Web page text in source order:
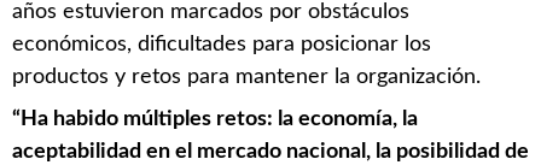
años estuvieron marcados por obstáculos
económicos, dificultades para posicionar los
productos y retos para mantener la organización.
“Ha habido múltiples retos: la economía, la
aceptabilidad en el mercado nacional, la posibilidad de